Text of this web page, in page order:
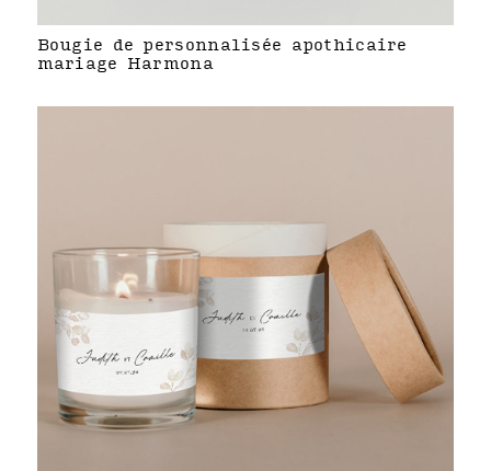
Bougie de personnalisée apothicaire
mariage Harmona